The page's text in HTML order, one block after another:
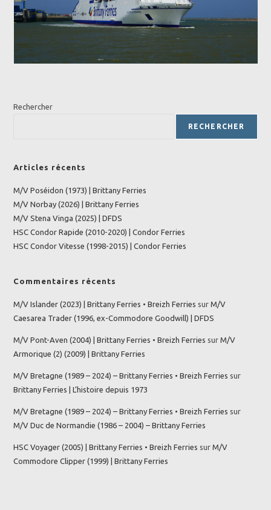
Rechercher
RECHERCHER
Articles récents
M/V Poséidon (1973) | Brittany Ferries
M/V Norbay (2026) | Brittany Ferries
M/V Stena Vinga (2025) | DFDS
HSC Condor Rapide (2010-2020) | Condor Ferries
HSC Condor Vitesse (1998-2015) | Condor Ferries
Commentaires récents
M/V Islander (2023) | Brittany Ferries • Breizh Ferries surM/V
Caesarea Trader (1996, ex-Commodore Goodwill) | DFDS
M/V Pont-Aven (2004) | Brittany Ferries • Breizh Ferries surM/V
Armorique (2) (2009) | Brittany Ferries
M/V Bretagne (1989 – 2024) – Brittany Ferries • Breizh Ferries sur
Brittany Ferries | L’histoire depuis 1973
M/V Bretagne (1989 – 2024) – Brittany Ferries • Breizh Ferries sur
M/V Duc de Normandie (1986 – 2004) – Brittany Ferries
HSC Voyager (2005) | Brittany Ferries • Breizh Ferries surM/V
Commodore Clipper (1999) | Brittany Ferries